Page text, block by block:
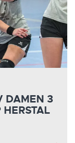
DAMEN 3